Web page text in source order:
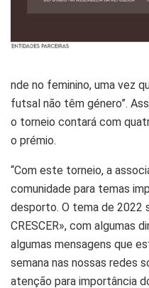
nde no feminino, uma vez
futsal não têm género”.
o torneio contará com
o prémio.
“Com este torneio, a
comunidade para temas
desporto. O tema de 2022
CRESCER», com algumas
algumas mensagens que
semana nas nossas redes
atenção para importância